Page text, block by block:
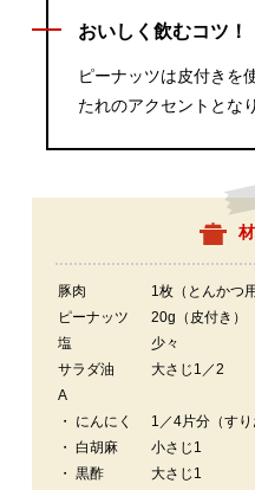
おいしく飲むコツ！
ピーナッツは皮付きを
たれのアクセントとな
豚肉
1枚（とんかつ用
ピーナッツ
20g（皮付き）
塩
少々
サラダ油
大さじ1／2
A
・ にんにく
1／4片分（すり
・ 白胡麻
小さじ1
・ 黒酢
大さじ1